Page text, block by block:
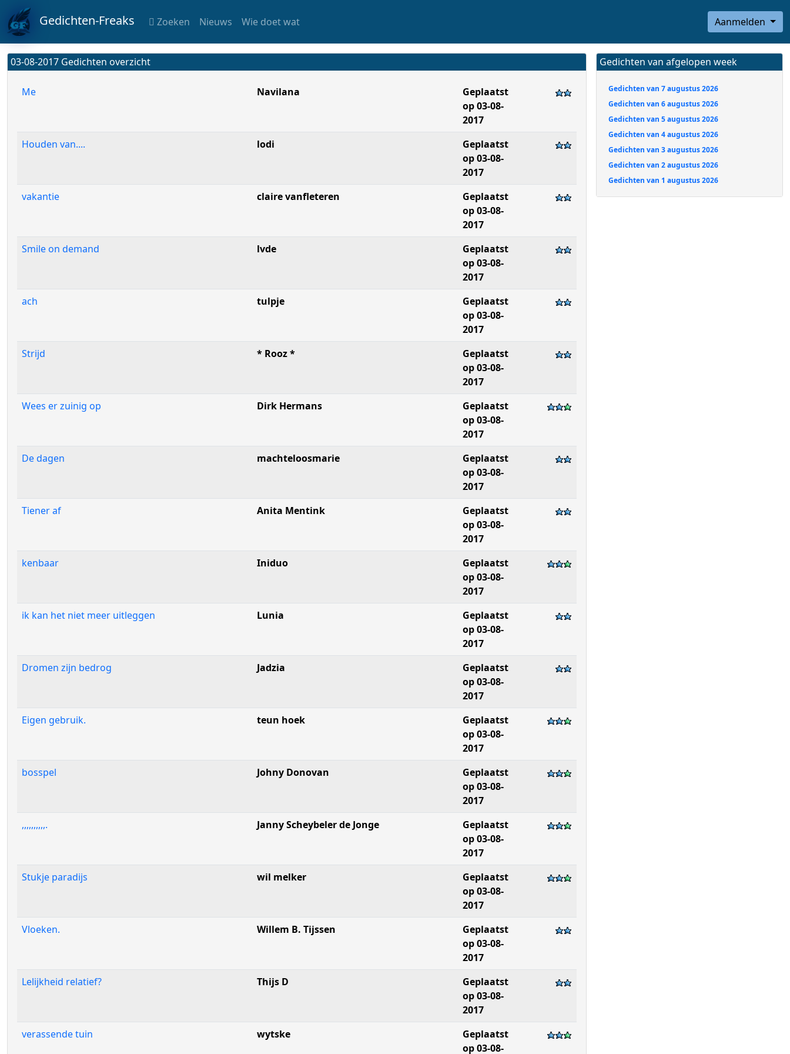
Gedichten-Freaks Zoeken Nieuws Wie doet wat Aanmelden
03-08-2017 Gedichten overzicht
Me Navilana
Geplaatst
op 03-08-
2017
Houden van....
lodi
Geplaatst
op 03-08-
2017
vakantie
claire vanfleteren
Geplaatst
op 03-08-
2017
Smile on demand
lvde
Geplaatst
op 03-08-
2017
ach
tulpje
Geplaatst
op 03-08-
2017
Strijd
* Rooz *
Geplaatst
op 03-08-
2017
Wees er zuinig op
Dirk Hermans
Geplaatst
op 03-08-
2017
De dagen
machteloosmarie
Geplaatst
op 03-08-
2017
Tiener af
Anita Mentink
Geplaatst
op 03-08-
2017
kenbaar
Iniduo
Geplaatst
op 03-08-
2017
ik kan het niet meer uitleggen
Lunia
Geplaatst
op 03-08-
2017
Dromen zijn bedrog
Jadzia
Geplaatst
op 03-08-
2017
Eigen gebruik.
teun hoek
Geplaatst
op 03-08-
2017
bosspel
Johny Donovan
Geplaatst
op 03-08-
2017
,,,,,,,,,,.
Janny Scheybeler de Jonge
Geplaatst
op 03-08-
2017
Stukje paradijs
wil melker
Geplaatst
op 03-08-
2017
Vloeken.
Willem B. Tijssen
Geplaatst
op 03-08-
2017
Lelijkheid relatief?
Thijs D
Geplaatst
op 03-08-
2017
verassende tuin
wytske
Geplaatst
op 03-08-
Gedichten van afgelopen week
Gedichten van 7 augustus 2026
Gedichten van 6 augustus 2026
Gedichten van 5 augustus 2026
Gedichten van 4 augustus 2026
Gedichten van 3 augustus 2026
Gedichten van 2 augustus 2026
Gedichten van 1 augustus 2026